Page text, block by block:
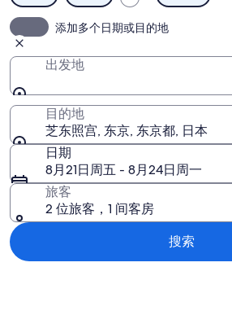
添加多个日期或目的地
出发地
目的地
芝东照宫, 东京, 东京都, 日本
日期
8月21日周五 - 8月24日周一
旅客
2 位旅客，1 间客房
搜索